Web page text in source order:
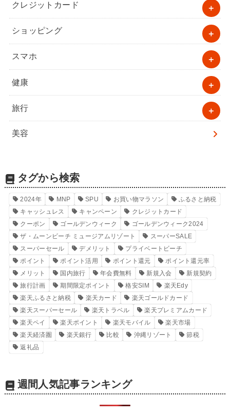
クレジットカード
ショッピング
スマホ
健康
旅行
美容
タグから検索
2024年 MNP SPU お買い物マラソン
ふるさと納税
キャッシュレス
キャンペーン
クレジットカード
クーポン
ゴールデンウィーク
ゴールデンウィーク2024
ザ・ムーンビーチ ミュージアムリゾート
スーパーSALE
スーパーセール
デメリット
プライベートビーチ
ポイント
ポイント活用 ポイント還元
ポイント還元率
メリット
国内旅行 年会費無料 新規入会
新規契約
旅行計画
期間限定ポイント 格安SIM
楽天Edy
楽天ふるさと納税
楽天カード
楽天ゴールドカード
楽天スーパーセール
楽天トラベル
楽天プレミアムカード
楽天ペイ
楽天ポイント 楽天モバイル
楽天市場
楽天経済圏
楽天銀行 比較 沖縄リゾート
節税
返礼品
週間人気記事ランキング